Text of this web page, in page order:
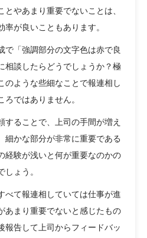
やあまり重要でないことは、
が良いこともあります。
で「強調部分の文字色は赤で良
相談したらどうでしょうか？極
のような些細なことで報連相し
ではありません。
することで、上司の手間が増え
細かな部分が非常に重要である
経験が浅いと何が重要なのかの
ょう。
べて報連相していては仕事が進
あまり重要でないと感じたもの
報告して上司からフィードバッ